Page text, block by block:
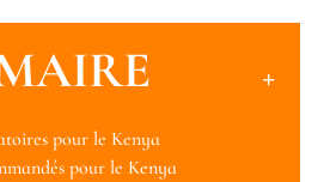
pour le Kenya
pour le Kenya